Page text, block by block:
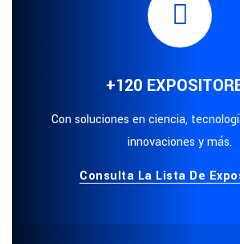
+120
Con soluciones en ciencia,
innovaciones y más.
Consulta La Lista De